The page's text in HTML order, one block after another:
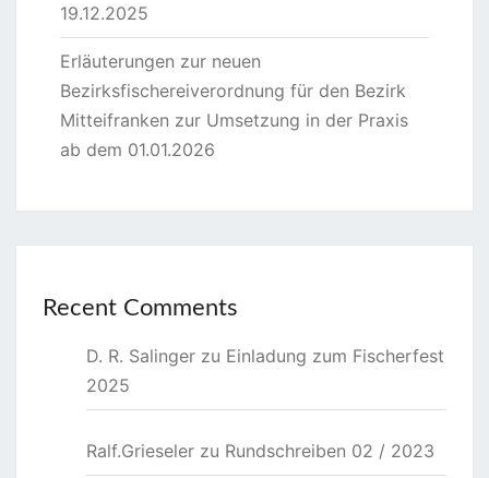
19.12.2025
Erläuterungen zur neuen
Bezirksfischereiverordnung für den Bezirk
Mitteifranken zur Umsetzung in der Praxis
ab dem 01.01.2026
Recent Comments
D. R. Salinger zu Einladung zum Fischerfest
2025
Ralf.Grieseler zu Rundschreiben 02 / 2023